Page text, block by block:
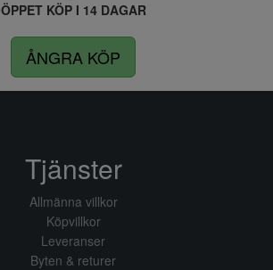
ÖPPET KÖP I 14 DAGAR
ÅNGRA KÖP
Tjänster
Allmänna villkor
Köpvillkor
Leveranser
Byten & returer